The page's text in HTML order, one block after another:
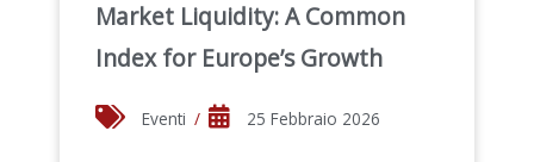
Market Liquidity: A Common
Index for Europe’s Growth
Eventi / 25 Febbraio 2026